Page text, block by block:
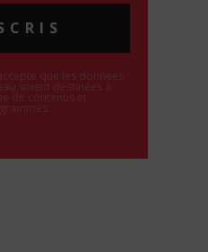
que les données
soient destinées à
de contenus et